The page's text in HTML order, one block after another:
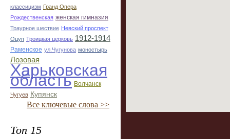
классицизм Гранд Опера
Рождественская женская гимназия
Траурное шествие Невский проспект
Оцуп Троицкая церковь 1912-1914
Раменское ул.Чугунова моностырь
Лозовая
Харьковская
область Волчанск
Чугуев Купянск
Все ключевые слова >>
Топ 15